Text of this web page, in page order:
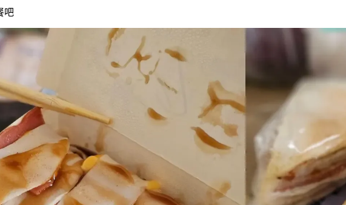
吧